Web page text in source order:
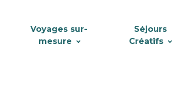
Voyages sur-
mesure
Séjours
Créatifs